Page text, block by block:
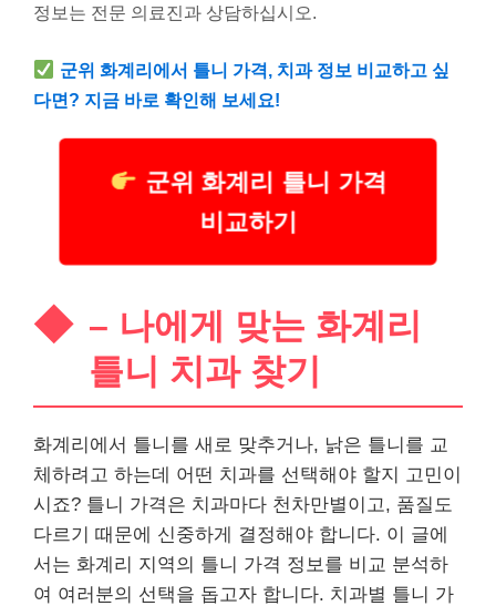
정보는 전문 의료진과 상담하십시오.
군위 화계리에서 틀니 가격, 치과 정보 비교하고 싶
다면? 지금 바로 확인해 보세요!
군위 화계리 틀니 가격
비교하기
– 나에게 맞는 화계리
틀니 치과 찾기
화계리에서 틀니를 새로 맞추거나, 낡은 틀니를 교
체하려고 하는데 어떤 치과를 선택해야 할지 고민이
시죠? 틀니 가격은 치과마다 천차만별이고, 품질도
다르기 때문에 신중하게 결정해야 합니다. 이 글에
서는 화계리 지역의 틀니 가격 정보를 비교 분석하
여 여러분의 선택을 돕고자 합니다. 치과별 틀니 가